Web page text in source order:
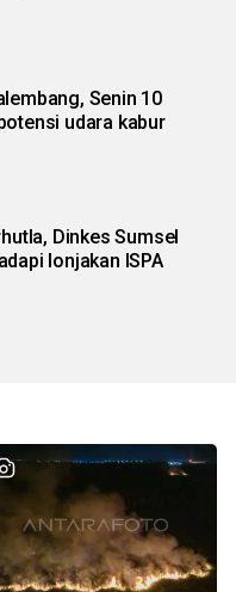
Senin 10
udara kabur
Dinkes Sumsel
lonjakan ISPA